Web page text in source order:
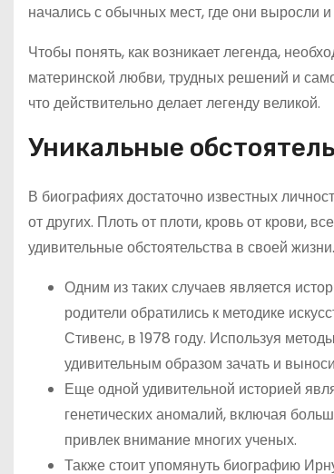
начались с обычных мест, где они выросли и
Чтобы понять, как возникает легенда,
материнской любви, трудных решений и
что действительно делает легенду великой.
Уникальные
В биографиях достаточно известных
от других. Плоть от плоти, кровь от крови,
удивительные обстоятельства в своей жизни.
Одним из таких случаев является
родители обратились к методике
Стивенс, в 1978 году. Используя
удивительным образом зачать и
Еще одной удивительной историей
генетических аномалий, включая
привлек внимание многих ученых.
Также стоит упомянуть биографию